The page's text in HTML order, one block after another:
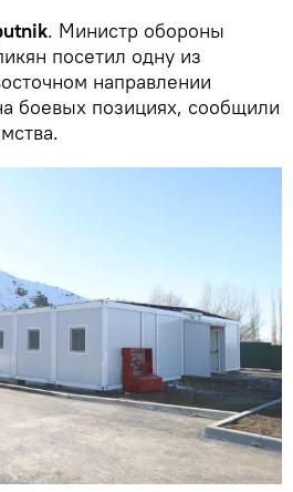
. Министр обороны
посетил одну из
направлении
боевых позициях, сообщили